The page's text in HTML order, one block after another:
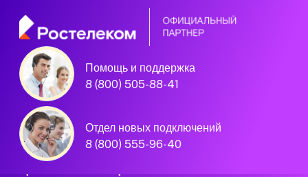
Помощь и поддержка
8 (800) 505-88-41
Отдел новых подключений
8 (800) 555-96-40
Официальный
партнер Ростелеком
Провели интернет нового поколения